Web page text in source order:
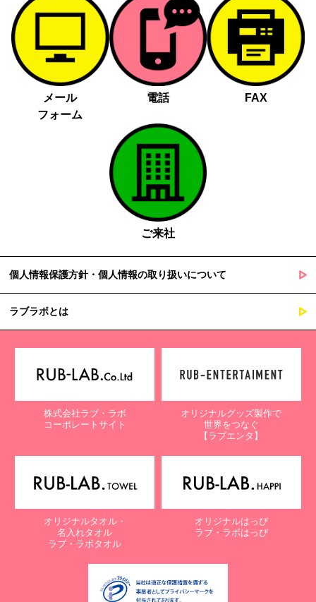
メール
フォーム
電話 FAX
ご来社
個人情報保護方針・個人情報の取り扱いについて
ラブラボとは
株式会社ラブ・ラボ
コーポレートサイト
オリジナルグッズ製作で
世界をつなぐ
【ラブエンタ】
オリジナルタオル・
名入れタオル
ラブ・ラボタオル
オリジナルはっぴ
ラブ・ラボはっぴ